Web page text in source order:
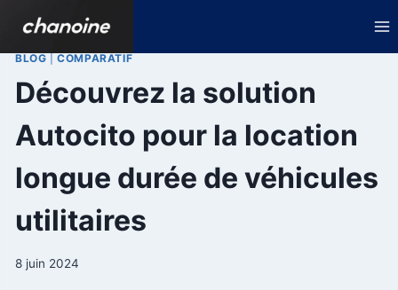
contenu
BLOG |COMPARATIF
Découvrez la solution
Autocito pour la location
longue durée de véhicules
utilitaires
8 juin 2024